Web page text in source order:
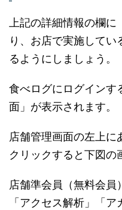
上記の詳細情報の欄に
り、お店で実施して
るようにしましょう。
食べログにログインす
面」が表示されます。
店舗管理画面の左上に
クリックすると下図の
店舗準会員（無料会員
「アクセス解析」「